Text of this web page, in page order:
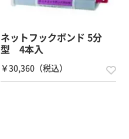
ネットフックボンド 5分
型 4本入
￥30,360（税込）